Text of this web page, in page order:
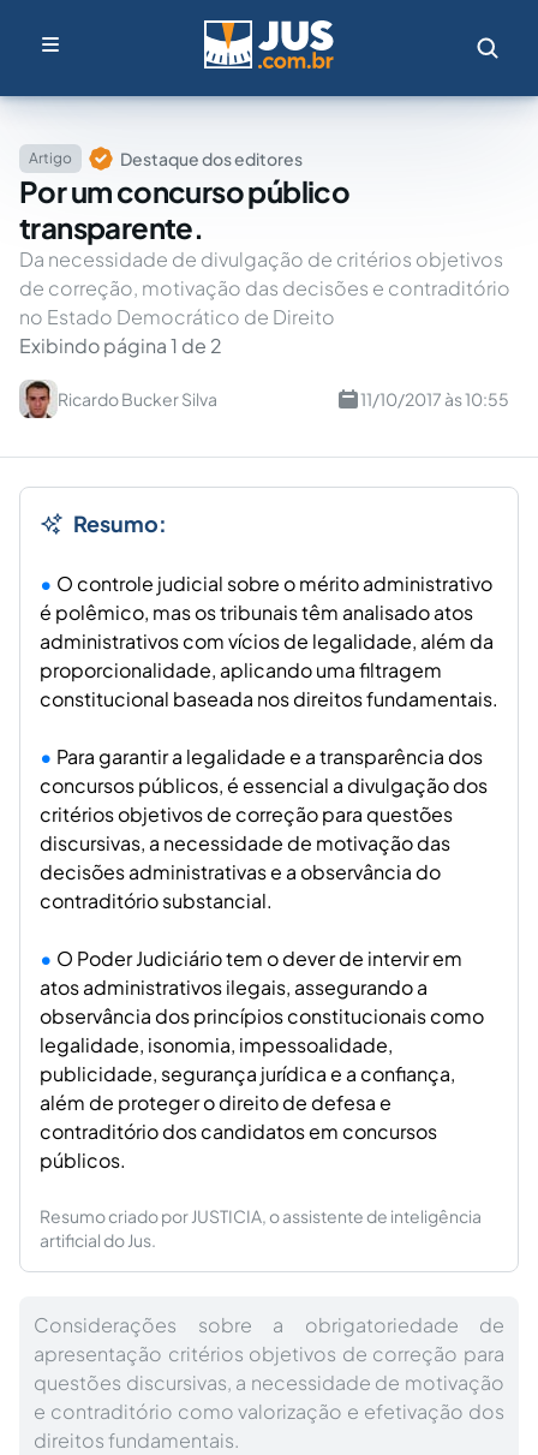
Artigo Destaque dos editores
Por um concurso público
transparente.
Da necessidade de divulgação de critérios objetivos
de correção, motivação das decisões e contraditório
no Estado Democrático de Direito
Exibindo página 1 de 2
Ricardo Bucker Silva 11/10/2017 às 10:55
Resumo:
O controle judicial sobre o mérito administrativo
é polêmico, mas os tribunais têm analisado atos
administrativos com vícios de legalidade, além da
proporcionalidade, aplicando uma filtragem
constitucional baseada nos direitos fundamentais.
Para garantir a legalidade e a transparência dos
concursos públicos, é essencial a divulgação dos
critérios objetivos de correção para questões
discursivas, a necessidade de motivação das
decisões administrativas e a observância do
contraditório substancial.
O Poder Judiciário tem o dever de intervir em
atos administrativos ilegais, assegurando a
observância dos princípios constitucionais como
legalidade, isonomia, impessoalidade,
publicidade, segurança jurídica e a confiança,
além de proteger o direito de defesa e
contraditório dos candidatos em concursos
públicos.
Resumo criado por JUSTICIA, o assistente de inteligência
artificial do Jus.
Considerações sobre a obrigatoriedade de
apresentação critérios objetivos de correção para
questões discursivas, a necessidade de motivação
e contraditório como valorização e efetivação dos
direitos fundamentais.